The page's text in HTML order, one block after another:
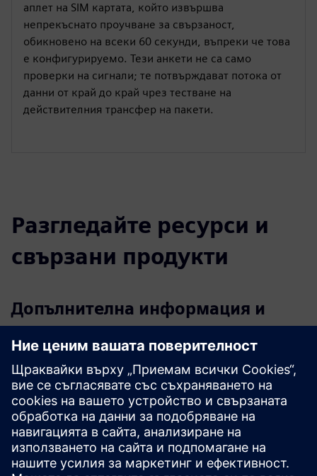
аплет на SIM картата, който извършва
непрекъснато проучване за свързаност,
обикновено на всеки 60 секунди, въпреки че това
е конфигурируемо. Тези анкети не са само
проверки на сигнали; те потвърждават потока от
данни от край до край чрез тестване на
действителния трансфер на пакети.
Разгледайте ресурси и
свързани продукти
Допълнителна информация и
ресурси
CSLs RSiM Характеристики на въртележката вертикална
RSiM - Евология
Представяме ви вертикалната въртележка RSim на CSL
CSLs RSiM IoT случаи за употреба Въртележка
вертикална
Предпоставки